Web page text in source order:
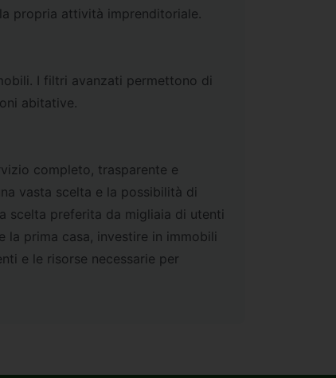
propria attività imprenditoriale.
I filtri avanzati permettono di
abitative.
completo, trasparente e
vasta scelta e la possibilità di
scelta preferita da migliaia di utenti
prima casa, investire in immobili
e le risorse necessarie per